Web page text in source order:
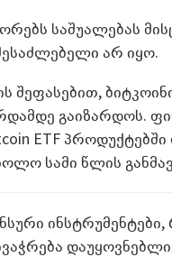
საშუალებას
არ იყო.
შეფასებით,
გაიზარდოს.
ETF
სამი წლის